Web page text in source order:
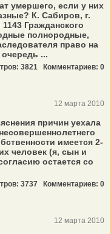
умершего, если у них
К. Сабиров, г.
Гражданского
полнородные,
право на
...
3821 Комментариев: 0
12 марта 2010
причин уехала
имеется 2-
человек (я, сын и
остается со
3737 Комментариев: 0
12 марта 2010